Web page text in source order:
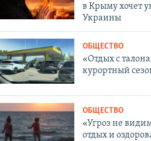
в Крыму хочет
Украины
ОБЩЕСТВО
«Отдых с
курортный
ОБЩЕСТВО
«Угроз не
отдых и